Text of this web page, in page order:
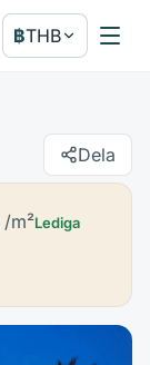
฿THB
Dela
/m²Lediga